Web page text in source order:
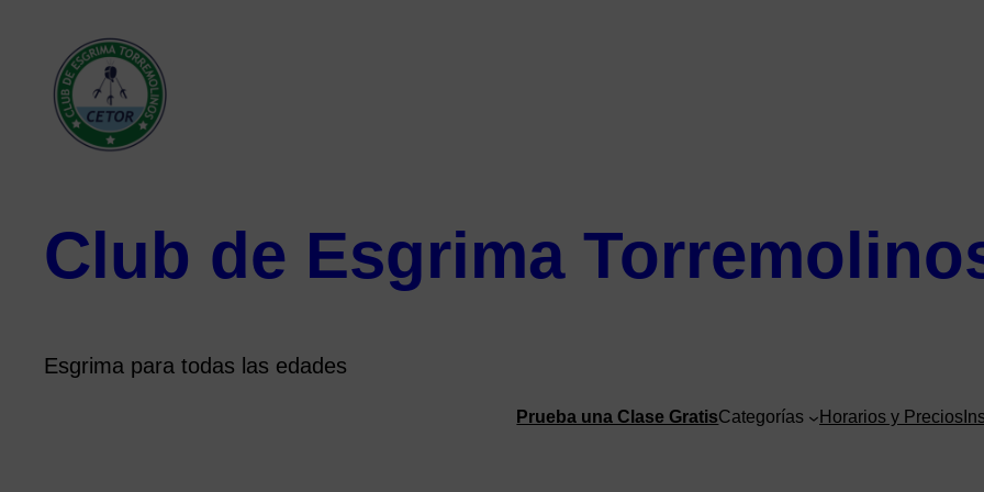
Club de Esgrima
Esgrima para todas las edades
Prueba una Clase GratisCategorías Horarios y Precios